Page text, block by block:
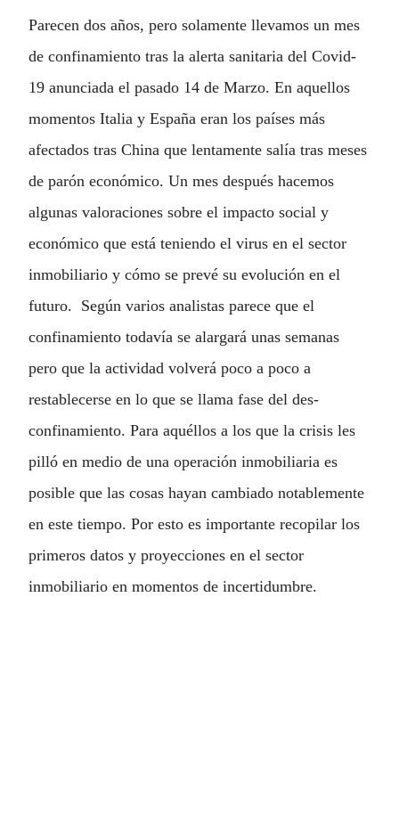
Parecen dos años, pero solamente llevamos un mes
de confinamiento tras la alerta sanitaria del Covid-
19 anunciada el pasado 14 de Marzo. En aquellos
momentos Italia y España eran los países más
afectados tras China que lentamente salía tras meses
de parón económico. Un mes después hacemos
algunas valoraciones sobre el impacto social y
económico que está teniendo el virus en el sector
inmobiliario y cómo se prevé su evolución en el
futuro. Según varios analistas parece que el
confinamiento todavía se alargará unas semanas
pero que la actividad volverá poco a poco a
restablecerse en lo que se llama fase del des-
confinamiento. Para aquéllos a los que la crisis les
pilló en medio de una operación inmobiliaria es
posible que las cosas hayan cambiado notablemente
en este tiempo. Por esto es importante recopilar los
primeros datos y proyecciones en el sector
inmobiliario en momentos de incertidumbre.